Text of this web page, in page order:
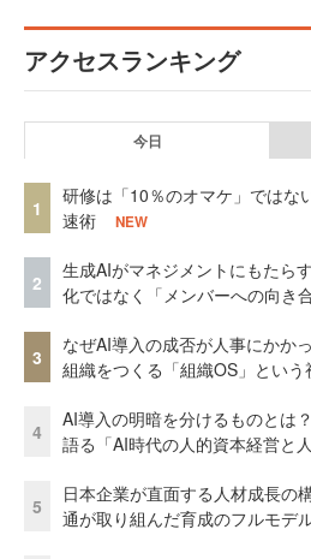
アクセスランキング
今日
1
研修は「10％のオマケ」では
速術
NEW
2
生成AIがマネジメントにもたら
化ではなく「メンバーへの向き
3
なぜAI導入の成否が人事にかか
組織をつくる「組織OS」という
4
AI導入の明暗を分けるものとは
語る「AI時代の人的資本経営と
5
日本企業が直面する人材成長
通が取り組んだ育成のフルモデ